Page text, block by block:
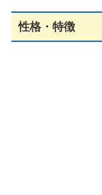
性格・特徴